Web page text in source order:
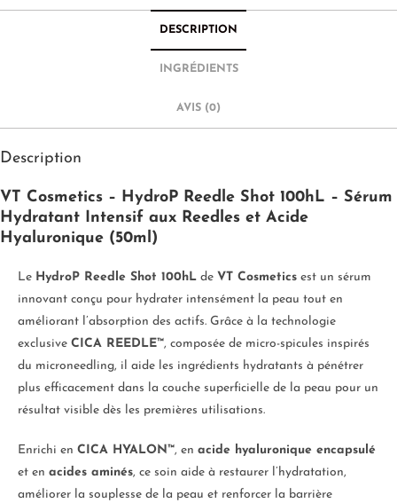
DESCRIPTION
INGRÉDIENTS
AVIS (0)
Description
VT Cosmetics – HydroP Reedle Shot 100hL – Sérum
Hydratant Intensif aux Reedles et Acide
Hyaluronique (50ml)
Le HydroP Reedle Shot 100hL de VT Cosmetics est un sérum
innovant conçu pour hydrater intensément la peau tout en
améliorant l’absorption des actifs. Grâce à la technologie
exclusive CICA REEDLE™, composée de micro-spicules inspirés
du microneedling, il aide les ingrédients hydratants à pénétrer
plus efficacement dans la couche superficielle de la peau pour un
résultat visible dès les premières utilisations.
Enrichi en CICA HYALON™, en acide hyaluronique encapsulé
et en acides aminés, ce soin aide à restaurer l’hydratation,
améliorer la souplesse de la peau et renforcer la barrière